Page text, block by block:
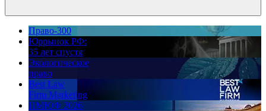
Право-300
Юррынок РФ:
35 лет спустя
Экологическое
право
Best Law
Firm Marketing
ПМЮФ 2026